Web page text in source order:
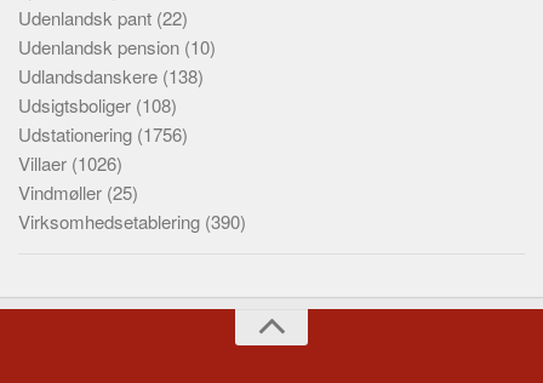
Udenlandsk pant (22)
Udenlandsk pension (10)
Udlandsdanskere (138)
Udsigtsboliger (108)
Udstationering (1756)
Villaer (1026)
Vindmøller (25)
Virksomhedsetablering (390)